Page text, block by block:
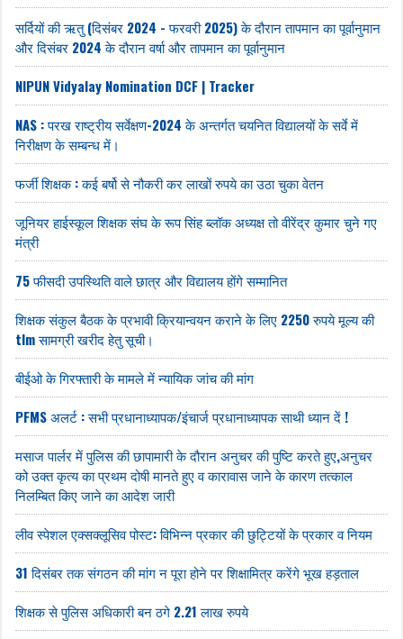
सर्दियों की ऋतु (दिसंबर 2024 - फरवरी 2025) के दौरान तापमान का पूर्वानुमान
और दिसंबर 2024 के दौरान वर्षा और तापमान का पूर्वानुमान
NIPUN Vidyalay Nomination DCF | Tracker
NAS : परख राष्ट्रीय सर्वेक्षण-2024 के अन्तर्गत चयनित विद्यालयों के सर्वे में
निरीक्षण के सम्बन्ध में।
फर्जी शिक्षक : कई बर्षो से नौकरी कर लाखों रुपये का उठा चुका वेतन
जूनियर हाईस्कूल शिक्षक संघ के रूप सिंह ब्लॉक अध्यक्ष तो वीरेंद्र कुमार चुने गए
मंत्री
75 फीसदी उपस्थिति वाले छात्र और विद्यालय होंगे सम्मानित
शिक्षक संकुल बैठक के प्रभावी क्रियान्वयन कराने के लिए 2250 रुपये मूल्य की
tlm सामग्री खरीद हेतु सूची।
बीईओ के गिरफ्तारी के मामले में न्यायिक जांच की मांग
PFMS अलर्ट : सभी प्रधानाध्यापक/इंचार्ज प्रधानाध्यापक साथी ध्यान दें !
मसाज पार्लर में पुलिस की छापामारी के दौरान अनुचर की पुष्टि करते हुए,अनुचर
को उक्त कृत्य का प्रथम दोषी मानते हुए व कारावास जाने के कारण तत्काल
निलम्बित किए जाने का आदेश जारी
लीव स्पेशल एक्सक्लूसिव पोस्ट: विभिन्न प्रकार की छुट्टियों के प्रकार व नियम
31 दिसंबर तक संगठन की मांग न पूरा होने पर शिक्षामित्र करेंगे भूख हड़ताल
शिक्षक से पुलिस अधिकारी बन ठगे 2.21 लाख रुपये